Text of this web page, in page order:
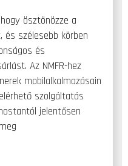
ösztönözze a
szélesebb körben
és
Az NMFR-hez
mobilalkalmazásain
szolgáltatás
jelentősen